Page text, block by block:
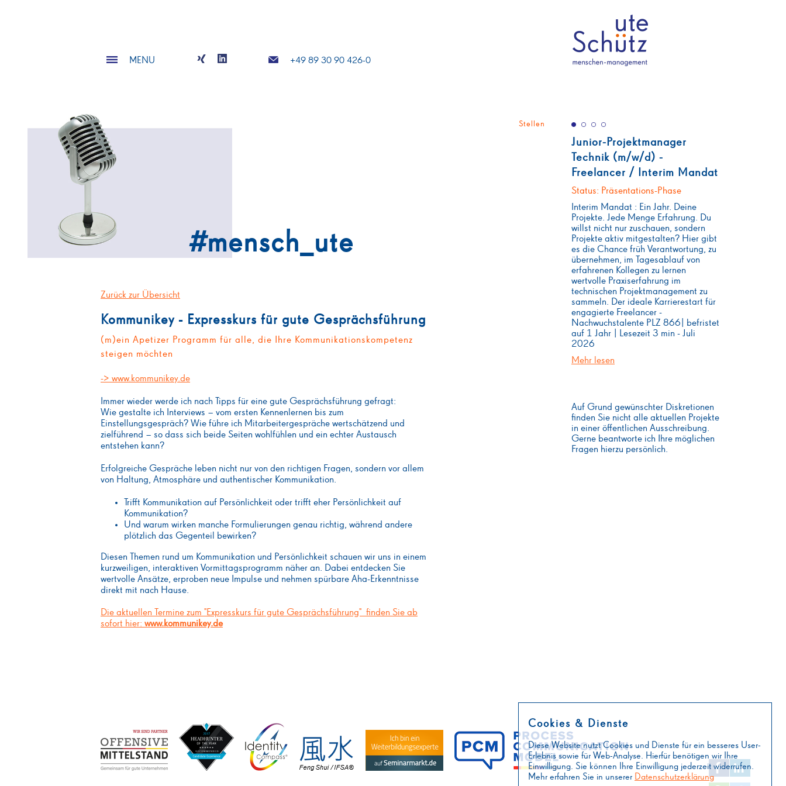
MENU +49 89 30 90 426-0
#mensch_ute
Zurück zur Übersicht
Kommunikey - Expresskurs für gute Gesprächsführung
(m)ein Apetizer Programm für alle, die Ihre Kommunikationskompetenz
steigen möchten
-> www.kommunikey.de
Immer wieder werde ich nach Tipps für eine gute Gesprächsführung gefragt:
Wie gestalte ich Interviews – vom ersten Kennenlernen bis zum
Einstellungsgespräch? Wie führe ich Mitarbeitergespräche wertschätzend und
zielführend – so dass sich beide Seiten wohlfühlen und ein echter Austausch
entstehen kann?
Erfolgreiche Gespräche leben nicht nur von den richtigen Fragen, sondern vor allem
von Haltung, Atmosphäre und authentischer Kommunikation.
Trifft Kommunikation auf Persönlichkeit oder trifft eher Persönlichkeit auf
Kommunikation?
Und warum wirken manche Formulierungen genau richtig, während andere
plötzlich das Gegenteil bewirken?
Diesen Themen rund um Kommunikation und Persönlichkeit schauen wir uns in einem
kurzweiligen, interaktiven Vormittagsprogramm näher an. Dabei entdecken Sie
wertvolle Ansätze, erproben neue Impulse und nehmen spürbare Aha-Erkenntnisse
direkt mit nach Hause.
Die aktuellen Termine zum "Expresskurs für gute Gesprächsführung" finden Sie ab
sofort hier: www.kommunikey.de
Stellen
Junior-Projektmanager
Technik (m/w/d) -
Freelancer / Interim Mandat
Status: Präsentations-Phase
Interim Mandat : Ein Jahr. Deine
Projekte. Jede Menge Erfahrung. Du
willst nicht nur zuschauen, sondern
Projekte aktiv mitgestalten? Hier gibt
es die Chance früh Verantwortung, zu
übernehmen, im Tagesablauf von
erfahrenen Kollegen zu lernen
wertvolle Praxiserfahrung im
technischen Projektmanagement zu
sammeln. Der ideale Karrierestart für
engagierte Freelancer -
Nachwuchstalente PLZ 866| befristet
auf 1 Jahr | Lesezeit 3 min - Juli
2026
Mehr lesen
Auf Grund gewünschter Diskretionen
finden Sie nicht alle aktuellen Projekte
in einer öffentlichen Ausschreibung.
Gerne beantworte ich Ihre möglichen
Fragen hierzu persönlich.
Cookies & Dienste
Diese Website nutzt Cookies und Dienste für ein besseres User-
Erlebnis sowie für Web-Analyse. Hierfür benötigen wir Ihre
Einwilligung. Sie können Ihre Einwilligung jederzeit widerrufen.
Mehr erfahren Sie in unserer Datenschutzerklärung